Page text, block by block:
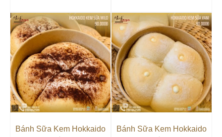
Bánh Sữa Kem Hokkaido
Bánh Sữa Kem Hokkaido